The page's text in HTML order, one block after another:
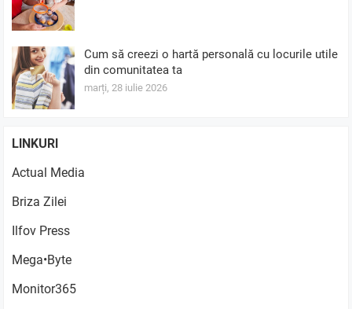
Cum să creezi o hartă personală cu locurile utile
din comunitatea ta
marți, 28 iulie 2026
LINKURI
Actual Media
Briza Zilei
Ilfov Press
Mega•Byte
Monitor365